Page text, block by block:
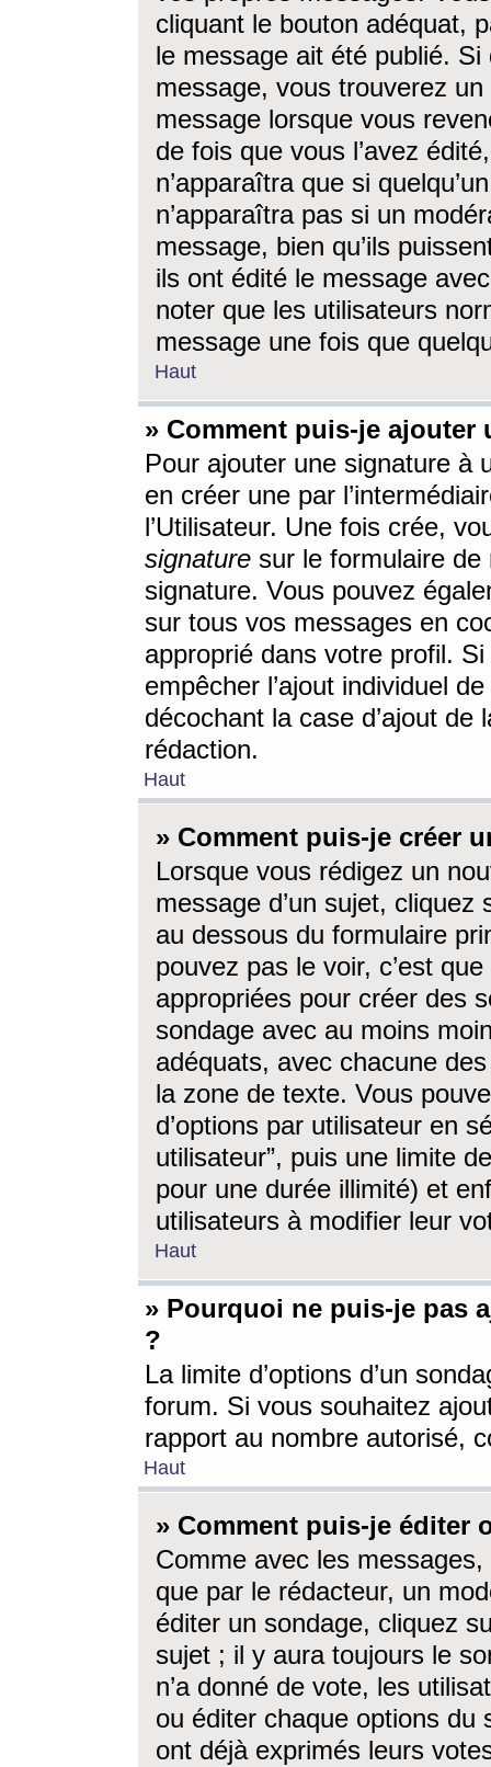
cliquant le bouton adéquat,
le message ait été publié. Si
message, vous trouverez
message lorsque vous
de fois que vous l’avez
n’apparaîtra que si
n’apparaîtra pas si un
message, bien qu’ils
ils ont édité le message
noter que les utilisateurs
message une fois que
Haut
» Comment puis-je ajouter
Pour ajouter une signature à
en créer une par
l’Utilisateur. Une fois crée,
signature sur le formulaire de
signature. Vous pouvez
sur tous vos messages en
approprié dans votre profil.
empêcher l’ajout individuel
décochant la case d’ajout
rédaction.
Haut
» Comment puis-je créer
Lorsque vous rédigez un
message d’un sujet, cliquez
au dessous du formulaire
pouvez pas le voir, c’est
appropriées pour créer des
sondage avec au moins
adéquats, avec chacune
la zone de texte. Vous
d’options par utilisateur en
utilisateur”, puis une limite
pour une durée illimité) et
utilisateurs à modifier leur
Haut
» Pourquoi ne puis-je pas
?
La limite d’options d’un
forum. Si vous souhaitez
rapport au nombre autorisé,
Haut
» Comment puis-je éditer
Comme avec les
que par le rédacteur, un
éditer un sondage, cliquez
sujet ; il y aura toujours le
n’a donné de vote, les
ou éditer chaque options du
ont déjà exprimés leurs